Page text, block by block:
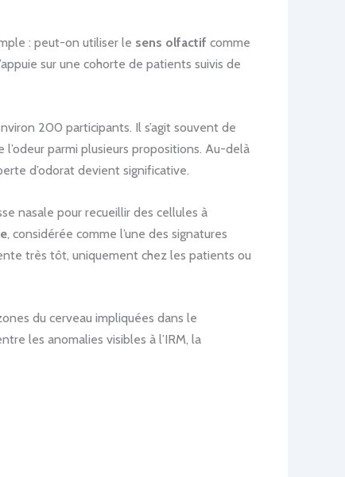
: peut-on utiliser le sens olfactif comme
sur une cohorte de patients suivis de
200 participants. Il s’agit souvent de
parmi plusieurs propositions. Au-delà
d’odorat devient significative.
nasale pour recueillir des cellules à
, considérée comme l’une des signatures
très tôt, uniquement chez les patients ou
du cerveau impliquées dans le
les anomalies visibles à l’IRM, la